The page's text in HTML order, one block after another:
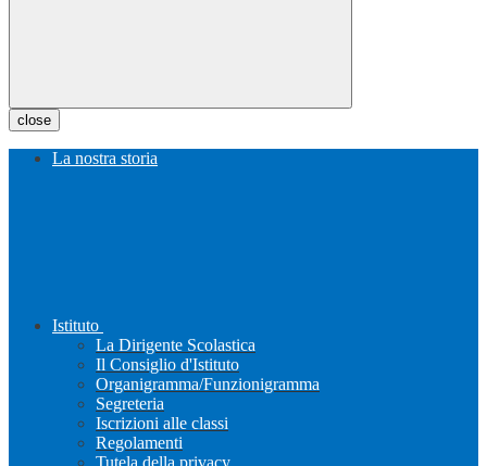
close
La nostra storia
Istituto
La Dirigente Scolastica
Il Consiglio d'Istituto
Organigramma/Funzionigramma
Segreteria
Iscrizioni alle classi
Regolamenti